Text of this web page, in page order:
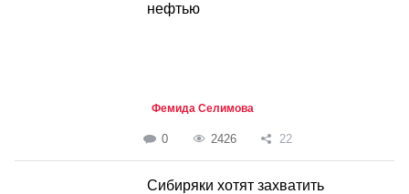
нефтью
Фемида Селимова
0 2426 22
Сибиряки хотят захватить